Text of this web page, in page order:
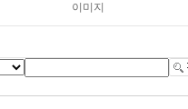
이미지